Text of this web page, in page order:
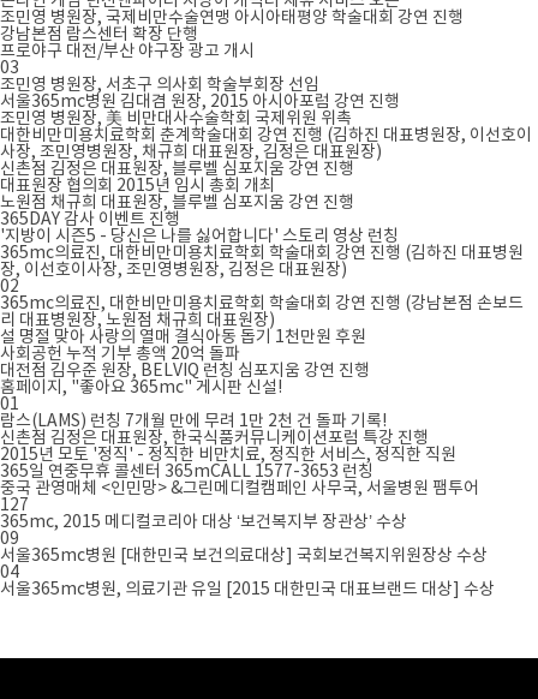
조민영 병원장, 국제비만수술연맹 아시아태평양 학술대회 강연 진행
강남본점 람스센터 확장 단행
프로야구 대전/부산 야구장 광고 개시
03
조민영 병원장, 서초구 의사회 학술부회장 선임
서울365mc병원 김대겸 원장, 2015 아시아포럼 강연 진행
조민영 병원장, 美 비만대사수술학회 국제위원 위촉
대한비만미용치료학회 춘계학술대회 강연 진행 (김하진 대표병원장, 이선호이
사장, 조민영병원장, 채규희 대표원장, 김정은 대표원장)
신촌점 김정은 대표원장, 블루벨 심포지움 강연 진행
대표원장 협의회 2015년 임시 총회 개최
노원점 채규희 대표원장, 블루벨 심포지움 강연 진행
365DAY 감사 이벤트 진행
'지방이 시즌5 - 당신은 나를 싫어합니다' 스토리 영상 런칭
365mc의료진, 대한비만미용치료학회 학술대회 강연 진행 (김하진 대표병원
장, 이선호이사장, 조민영병원장, 김정은 대표원장)
02
365mc의료진, 대한비만미용치료학회 학술대회 강연 진행 (강남본점 손보드
리 대표병원장, 노원점 채규희 대표원장)
설 명절 맞아 사랑의 열매 결식아동 돕기 1천만원 후원
사회공헌 누적 기부 총액 20억 돌파
대전점 김우준 원장, BELVIQ 런칭 심포지움 강연 진행
홈페이지, "좋아요 365mc" 게시판 신설!
01
람스(LAMS) 런칭 7개월 만에 무려 1만 2천 건 돌파 기록!
신촌점 김정은 대표원장, 한국식품커뮤니케이션포럼 특강 진행
2015년 모토 '정직' - 정직한 비만치료, 정직한 서비스, 정직한 직원
365일 연중무휴 콜센터 365mCALL 1577-3653 런칭
중국 관영매체 <인민망> &그린메디컬캠페인 사무국, 서울병원 팸투어
127
365mc, 2015 메디컬코리아 대상 ‘보건복지부 장관상’ 수상
09
서울365mc병원 [대한민국 보건의료대상] 국회보건복지위원장상 수상
04
서울365mc병원, 의료기관 유일 [2015 대한민국 대표브랜드 대상] 수상